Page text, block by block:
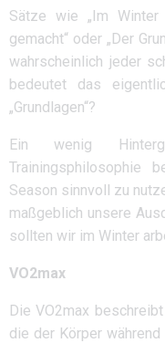
Sätze wie „Im
gemacht“ oder „Der
wahrscheinlich jeder
bedeutet das
„Grundlagen“?
Ein wenig
Trainingsphilosophie
Season sinnvoll zu
maßgeblich unsere
sollten wir im Winter
VO2max
Die VO2max
die der Körper